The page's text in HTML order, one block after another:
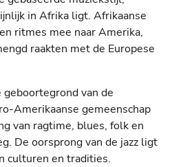
in Afrika ligt. Afrikaanse
ritmes mee naar Amerika,
raakten met de Europese
van de
Amerikaanse gemeenschap
van ragtime, blues, folk en
De oorsprong van de jazz ligt
culturen en tradities.